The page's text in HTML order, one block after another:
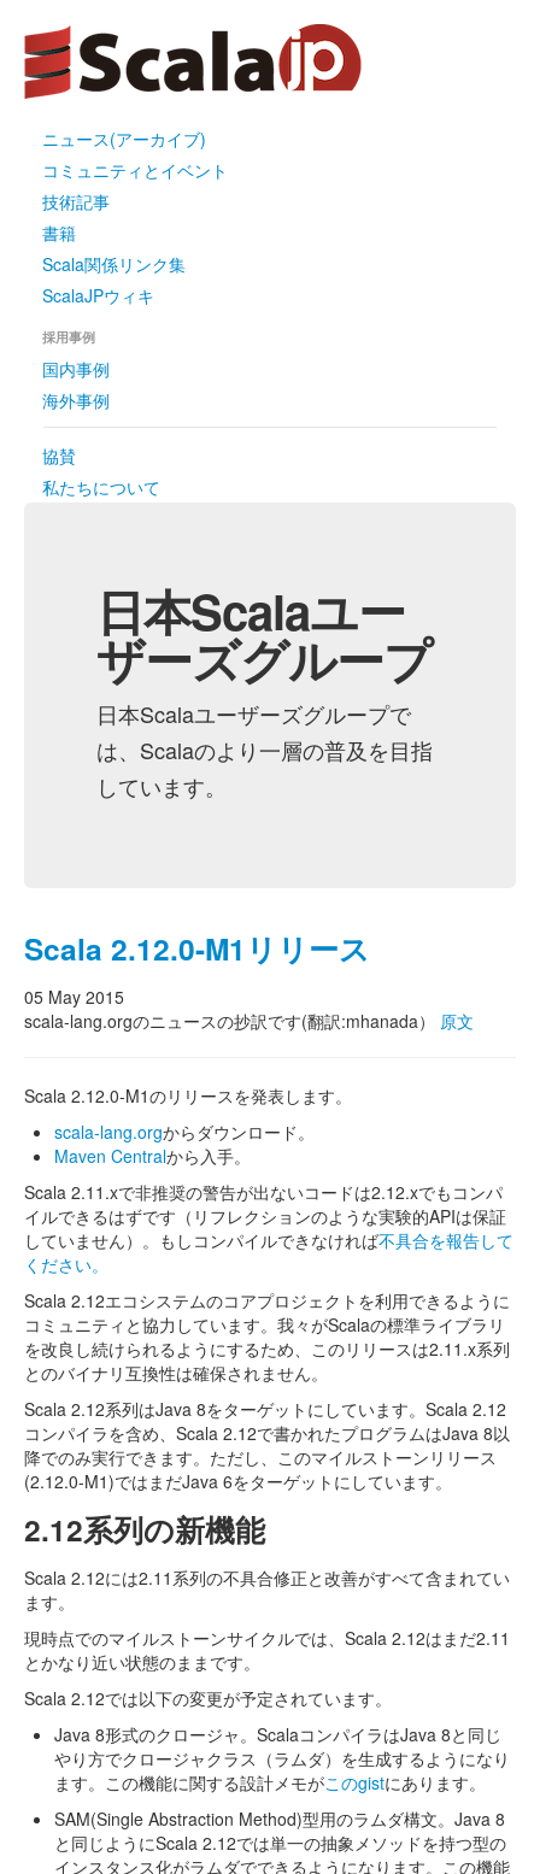
ニュース(アーカイブ)
コミュニティとイベント
技術記事
書籍
Scala関係リンク集
ScalaJPウィキ
採用事例
国内事例
海外事例
協賛
私たちについて
日本Scalaユー
ザーズグループ
日本Scalaユーザーズグループで
は、Scalaのより一層の普及を目指
しています。
Scala 2.12.0-M1リリース
05 May 2015
scala-lang.orgのニュースの抄訳です(翻訳:mhanada） 原文
Scala 2.12.0-M1のリリースを発表します。
scala-lang.orgからダウンロード。
Maven Centralから入手。
Scala 2.11.xで非推奨の警告が出ないコードは2.12.xでもコンパ
イルできるはずです（リフレクションのような実験的APIは保証
していません）。もしコンパイルできなければ不具合を報告して
ください。
Scala 2.12エコシステムのコアプロジェクトを利用できるように
コミュニティと協力しています。我々がScalaの標準ライブラリ
を改良し続けられるようにするため、このリリースは2.11.x系列
とのバイナリ互換性は確保されません。
Scala 2.12系列はJava 8をターゲットにしています。Scala 2.12
コンパイラを含め、Scala 2.12で書かれたプログラムはJava 8以
降でのみ実行できます。ただし、このマイルストーンリリース
(2.12.0-M1)ではまだJava 6をターゲットにしています。
2.12系列の新機能
Scala 2.12には2.11系列の不具合修正と改善がすべて含まれてい
ます。
現時点でのマイルストーンサイクルでは、Scala 2.12はまだ2.11
とかなり近い状態のままです。
Scala 2.12では以下の変更が予定されています。
Java 8形式のクロージャ。ScalaコンパイラはJava 8と同じ
やり方でクロージャクラス（ラムダ）を生成するようになり
ます。この機能に関する設計メモがこのgistにあります。
SAM(Single Abstraction Method)型用のラムダ構文。Java 8
と同じようにScala 2.12では単一の抽象メソッドを持つ型の
インスタンス化がラムダでできるようになります。この機能